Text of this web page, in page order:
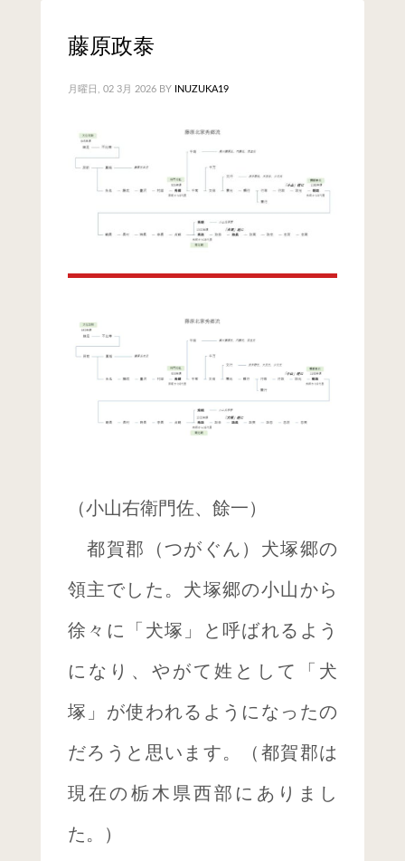
藤原政泰
月曜日, 02 3月 2026 BY INUZUKA19
（小山右衛門佐、餘一）
都賀郡（つがぐん）犬塚郷の
領主でした。犬塚郷の小山から
徐々に「犬塚」と呼ばれるよう
になり、やがて姓として「犬
塚」が使われるようになったの
だろうと思います。（都賀郡は
現在の栃木県西部にありまし
た。）